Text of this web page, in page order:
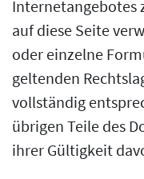
Internetangebotes
auf diese Seite
oder einzelne
geltenden
vollständig
übrigen Teile des
ihrer Gültigkeit